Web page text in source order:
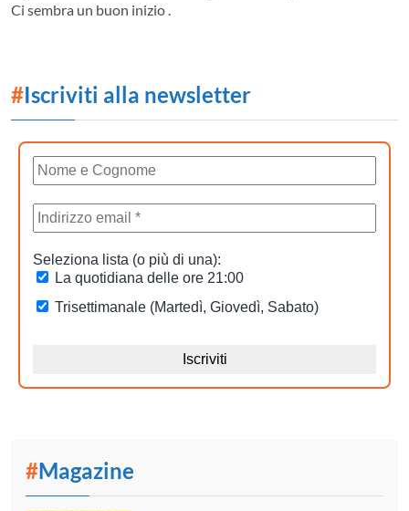
Ci sembra un buon inizio .
#Iscriviti alla newsletter
#Magazine